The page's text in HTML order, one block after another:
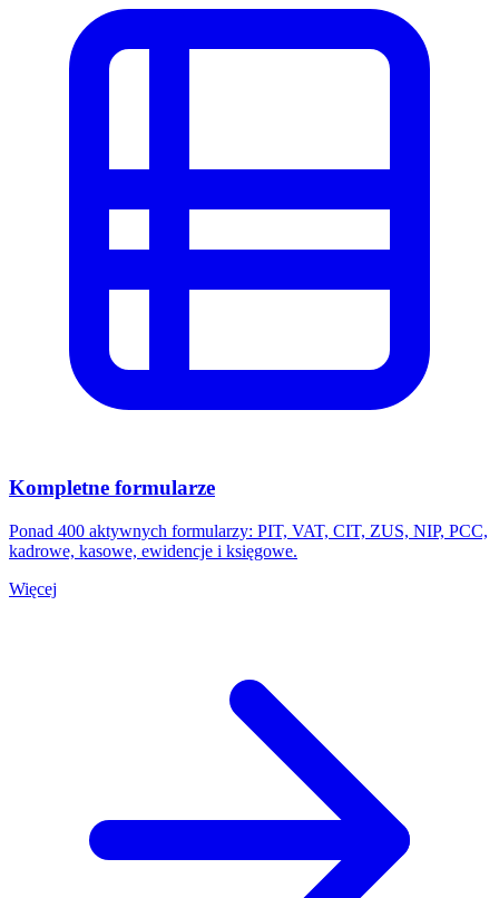
Kompletne formularze
Ponad 400 aktywnych formularzy: PIT, VAT, CIT, ZUS, NIP, PCC,
kadrowe, kasowe, ewidencje i księgowe.
Więcej